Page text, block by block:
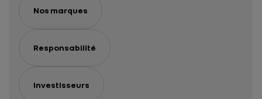
Nos marques
Responsabilité
Investisseurs